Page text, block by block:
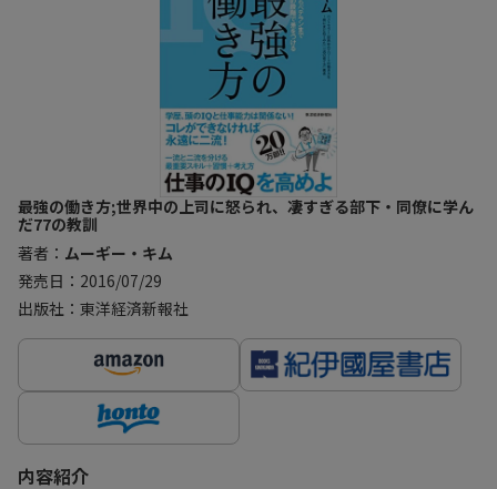
最強の働き方;世界中の上司に怒られ、凄すぎる部下・同僚に学ん
だ77の教訓
著者： ムーギー・キム
発売日：2016/07/29
出版社：東洋経済新報社
内容紹介